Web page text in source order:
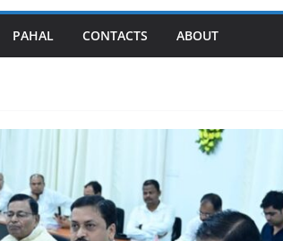
पत्र
PAHAL CONTACTS ABOUT